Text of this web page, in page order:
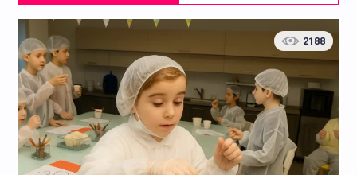
2188